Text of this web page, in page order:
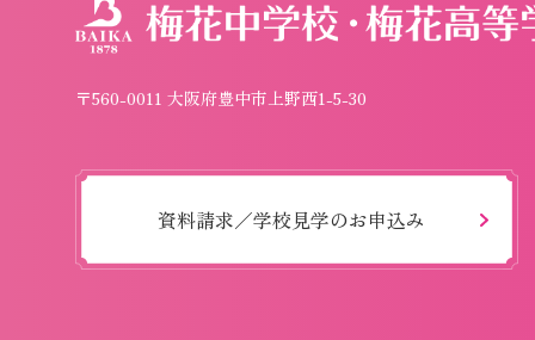
〒560-0011 大阪府豊中市上野西1-5-30
資料請求／学校見学のお申込み